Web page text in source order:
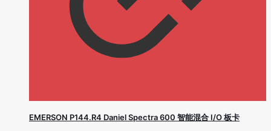
EMERSON P144.R4 Daniel Spectra 600 智能混合 I/O 板卡